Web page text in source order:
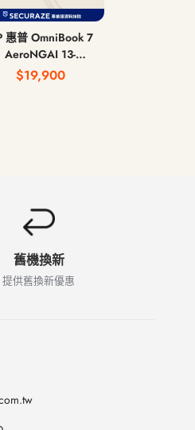
惠普 OmniBook 7
AeroNGAI 13-
13吋 AI 5
$19,900
舊機換新
提供舊換新優惠